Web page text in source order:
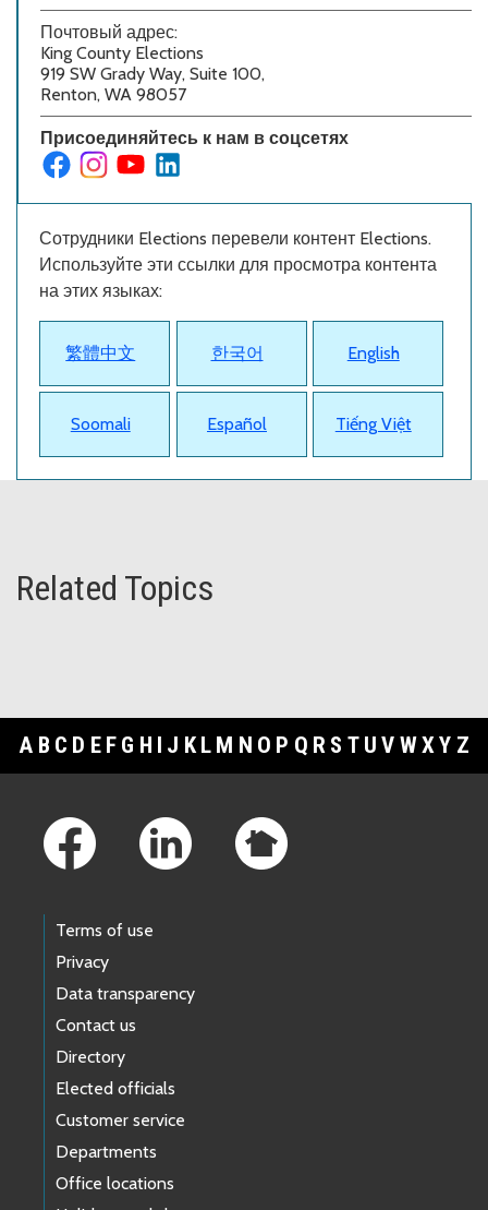
Почтовый адрес:
King County Elections
919 SW Grady Way, Suite 100,
Renton, WA 98057
Присоединяйтесь к нам в соцсетях
Сотрудники Elections перевели контент Elections.
Используйте эти ссылки для просмотра контента
на этих языках:
繁體中文 한국어 English
Soomali Español Tiếng Việt
Related Topics
A B C D E F G H I J K L M N O P Q R S T U V WXY Z
Terms of use
Privacy
Data transparency
Contact us
Directory
Elected officials
Customer service
Departments
Office locations